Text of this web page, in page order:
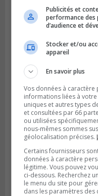
LA PRAIRIE
Publié le 5 août 2026 à
La Prairie loue
jusqu’en avril
Publicités et
performance des
d’audience et
Stocker et/ou
appareil
En savoir plus
Vos données à
informations liées à
uniques et autres types
et consultées par 66
ou utilisées
nous-mêmes sommes
géolocalisation précises.
Certains fournisseurs
données à caractère
légitime. Vous pouvez
ci-dessous. Recherchez
le menu du site pour
dans les paramètres